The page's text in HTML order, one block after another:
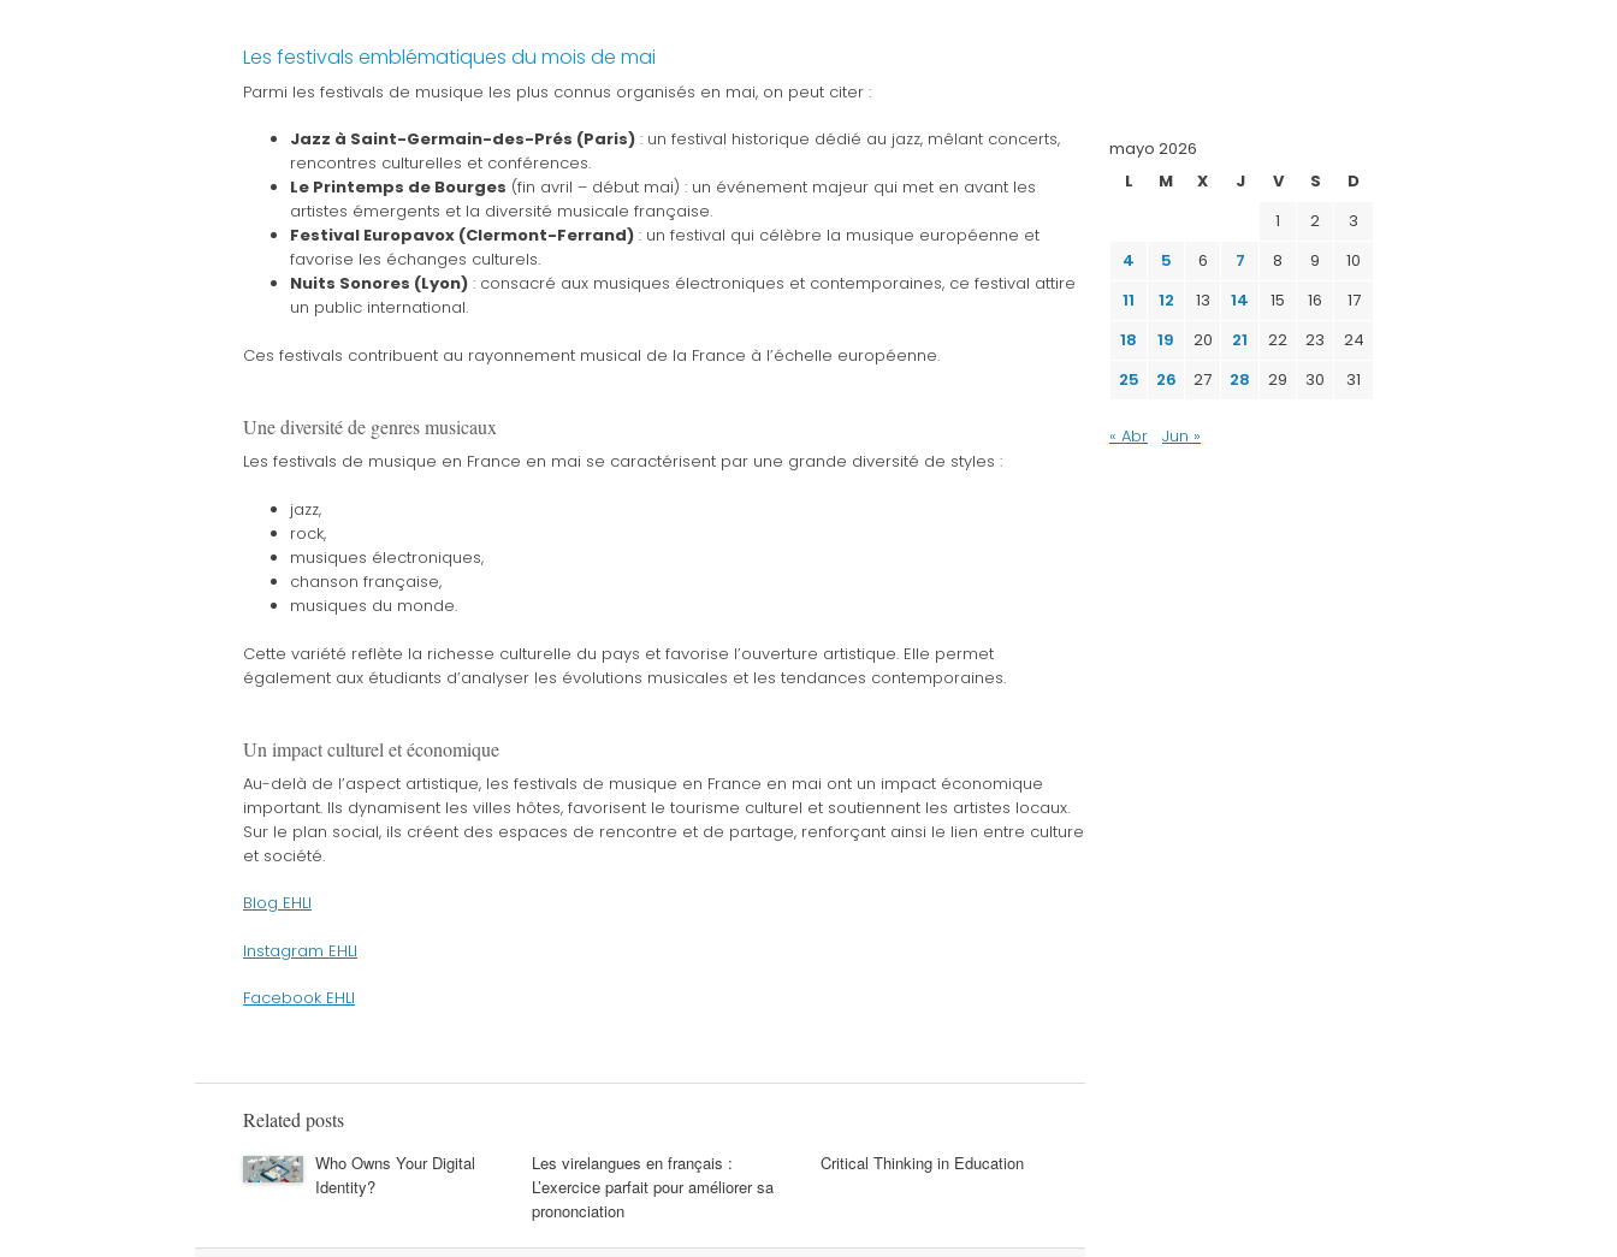
Les festivals emblématiques du mois de mai
Parmi les festivals de musique les plus connus organisés en mai, on peut citer :
Jazz à Saint-Germain-des-Prés (Paris) : un festival historique dédié au jazz, mêlant concerts,
rencontres culturelles et conférences.
Le Printemps de Bourges (fin avril – début mai) : un événement majeur qui met en avant les
artistes émergents et la diversité musicale française.
Festival Europavox (Clermont-Ferrand) : un festival qui célèbre la musique européenne et
favorise les échanges culturels.
Nuits Sonores (Lyon) : consacré aux musiques électroniques et contemporaines, ce festival attire
un public international.
Ces festivals contribuent au rayonnement musical de la France à l’échelle européenne.
Une diversité de genres musicaux
Les festivals de musique en France en mai se caractérisent par une grande diversité de styles :
jazz,
rock,
musiques électroniques,
chanson française,
musiques du monde.
Cette variété reflète la richesse culturelle du pays et favorise l’ouverture artistique. Elle permet
également aux étudiants d’analyser les évolutions musicales et les tendances contemporaines.
Un impact culturel et économique
Au-delà de l’aspect artistique, les festivals de musique en France en mai ont un impact économique
important. Ils dynamisent les villes hôtes, favorisent le tourisme culturel et soutiennent les artistes locaux.
Sur le plan social, ils créent des espaces de rencontre et de partage, renforçant ainsi le lien entre culture
et société.
Blog EHLI
Instagram EHLI
Facebook EHLI
Related posts
Who Owns Your Digital
Identity?
Les virelangues en français :
L’exercice parfait pour améliorer sa
prononciation
Critical Thinking in Education
mayo 2026
L
M X J V S
D
1
2
3
4
5 6 7 8 9
10
11
12 13 14 15 16
17
18
19 20 21 22 23
24
25
26 27 28 29 30 31
« Abr Jun »